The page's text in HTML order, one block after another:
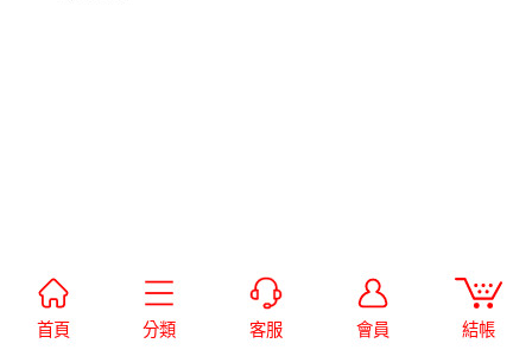
首頁 分類 客服 會員 結帳